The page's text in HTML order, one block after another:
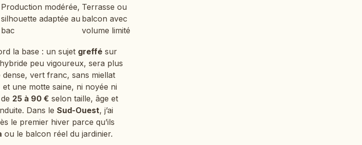
Production modérée,
silhouette adaptée au
bac
Terrasse ou
balcon avec
volume limité
la base : un sujet greffé sur
peu vigoureux, sera plus
vert franc, sans miellat
une motte saine, ni noyée ni
25 à 90 € selon taille, âge et
Dans le Sud-Ouest, j’ai
le premier hiver parce qu’ils
ou le balcon réel du jardinier.